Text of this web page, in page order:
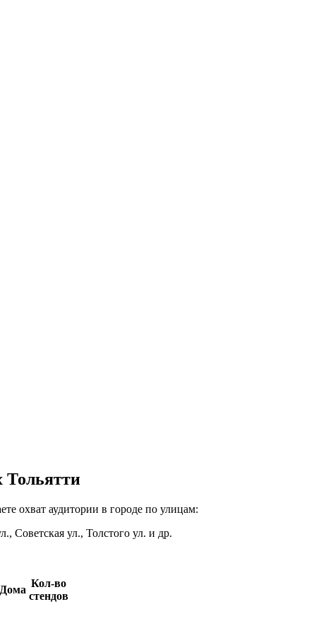
Тольятти
охват аудитории в городе по улицам:
Советская ул., Толстого ул. и др.
Кол-во
стендов